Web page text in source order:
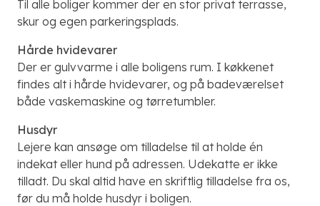
Til alle boliger kommer der en stor privat terrasse,
skur og egen parkeringsplads.
Hårde hvidevarer
Der er gulvvarme i alle boligens rum. I køkkenet
findes alt i hårde hvidevarer, og på badeværelset
både vaskemaskine og tørretumbler.
Husdyr
Lejere kan ansøge om tilladelse til at holde én
indekat eller hund på adressen. Udekatte er ikke
tilladt. Du skal altid have en skriftlig tilladelse fra os,
før du må holde husdyr i boligen.